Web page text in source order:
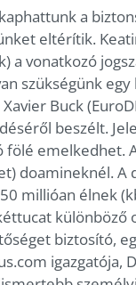
a
eltérítik.
a vonatkozó
szükségünk
Buck
beszélt.
fölé emelkedhet.
doamineknél.
millióan élnek
különböző
biztosító,
igazgatója,